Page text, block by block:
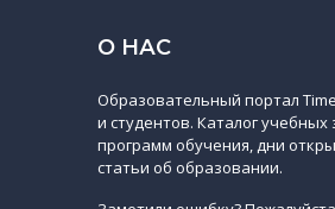
О НАС
Образовательный портал
и студентов. Каталог
программ обучения, дни
статьи об образовании.